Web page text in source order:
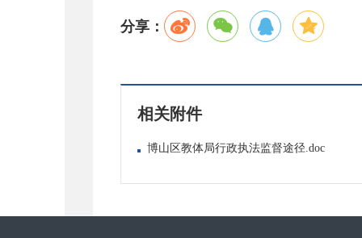
分享：
相关附件
博山区教体局行政执法监督途径.doc